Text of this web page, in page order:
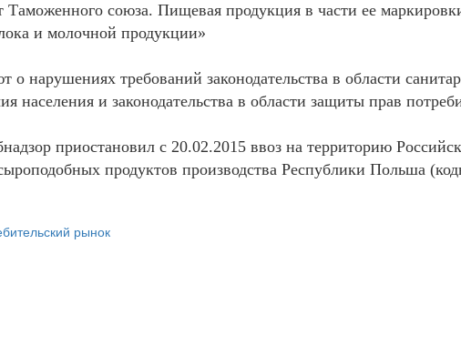
Таможенного союза. Пищевая продукция в части ее
и молочной продукции»
о нарушениях требований законодательства в области
населения и законодательства в области защиты прав
приостановил с 20.02.2015 ввоз на территорию
продуктов производства Республики Польша
рынок